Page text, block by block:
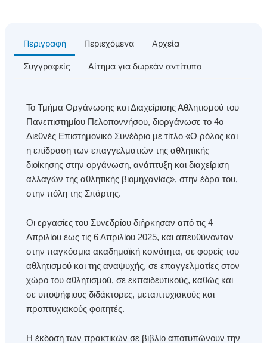
Περιγραφή Περιεχόμενα Αρχεία
Συγγραφείς Αίτημα για δωρεάν αντίτυπο
Το Τμήμα Οργάνωσης και Διαχείρισης Αθλητισμού του
Πανεπιστημίου Πελοποννήσου, διοργάνωσε το 4ο
Διεθνές Επιστημονικό Συνέδριο με τίτλο «Ο ρόλος και
η επίδραση των επαγγελματιών της αθλητικής
διοίκησης στην οργάνωση, ανάπτυξη και διαχείριση
αλλαγών της αθλητικής βιομηχανίας», στην έδρα του,
στην πόλη της Σπάρτης.
Οι εργασίες του Συνεδρίου διήρκησαν από τις 4
Απριλίου έως τις 6 Απριλίου 2025, και απευθύνονταν
στην παγκόσμια ακαδημαϊκή κοινότητα, σε φορείς του
αθλητισμού και της αναψυχής, σε επαγγελματίες στον
χώρο του αθλητισμού, σε εκπαιδευτικούς, καθώς και
σε υποψήφιους διδάκτορες, μεταπτυχιακούς και
προπτυχιακούς φοιτητές.
Η έκδοση των πρακτικών σε βιβλίο αποτυπώνουν την